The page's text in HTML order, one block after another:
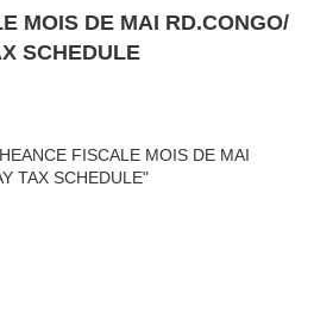
MOIS DE MAI RD.CONGO/
SCHEDULE